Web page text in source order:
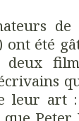
été
leur art